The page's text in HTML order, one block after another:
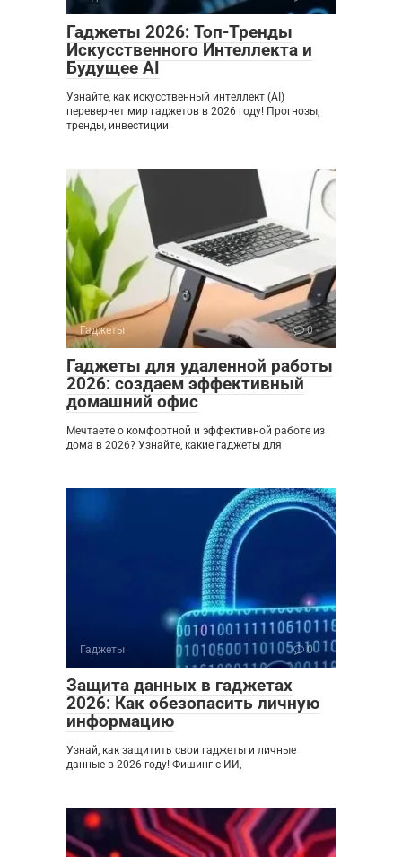
Гаджеты 2026: Топ-Тренды
Искусственного Интеллекта и
Будущее AI
Узнайте, как искусственный интеллект (AI)
перевернет мир гаджетов в 2026 году! Прогнозы,
тренды, инвестиции
Гаджеты 0
Гаджеты для удаленной работы
2026: создаем эффективный
домашний офис
Мечтаете о комфортной и эффективной работе из
дома в 2026? Узнайте, какие гаджеты для
Гаджеты 0
Защита данных в гаджетах
2026: Как обезопасить личную
информацию
Узнай, как защитить свои гаджеты и личные
данные в 2026 году! Фишинг с ИИ,